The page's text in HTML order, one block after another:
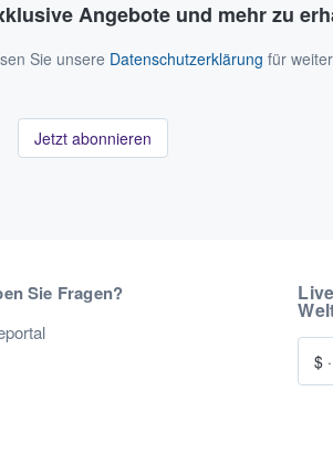
Angebote und mehr zu
Sie unsere Datenschutzerklärung für
Jetzt abonnieren
Sie Fragen?
$ ·